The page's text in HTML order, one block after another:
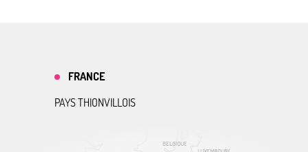
BELGIQUE
FRANCE
PAYS THIONVILLOIS